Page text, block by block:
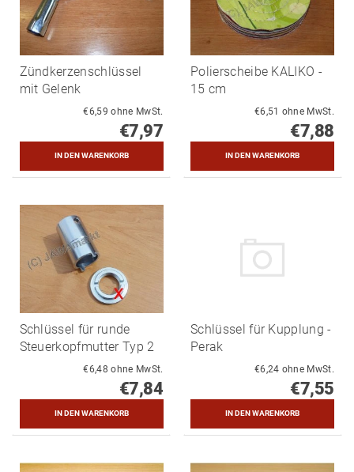
Zündkerzenschlüssel
mit Gelenk
€6,59 ohne MwSt.
€7,97
Polierscheibe KALIKO -
15 cm
€6,51 ohne MwSt.
€7,88
Schlüssel für runde
Steuerkopfmutter Typ 2
€6,48 ohne MwSt.
€7,84
Schlüssel für Kupplung -
Perak
€6,24 ohne MwSt.
€7,55